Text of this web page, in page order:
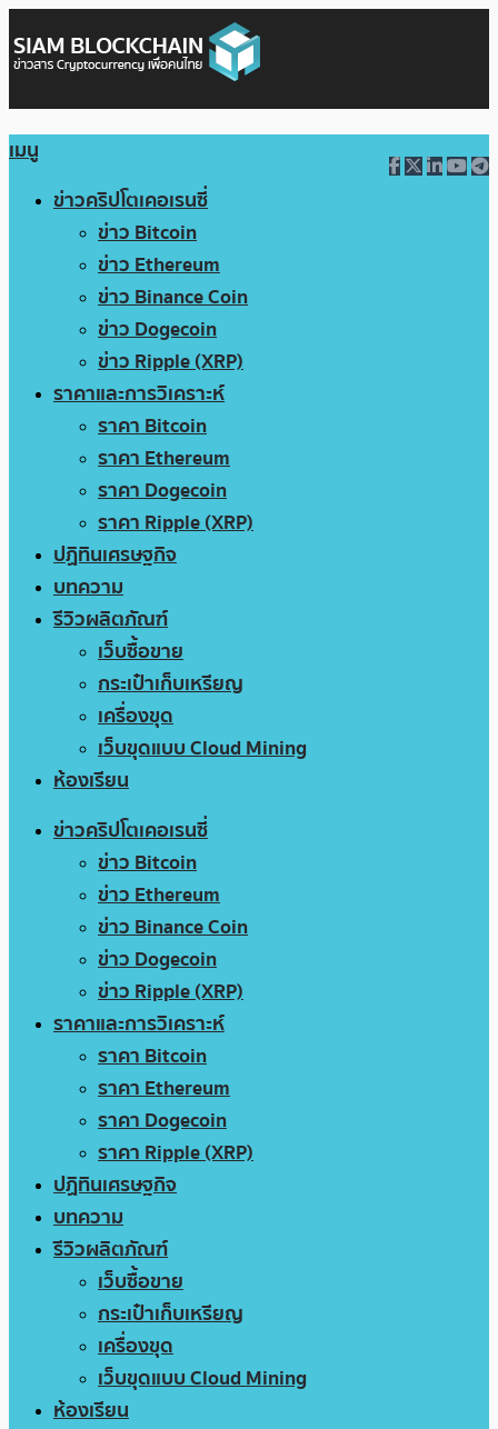
เมนู
ข่าวคริปโตเคอเรนซี่
ข่าว Bitcoin
ข่าว Ethereum
ข่าว Binance Coin
ข่าว Dogecoin
ข่าว Ripple (XRP)
ราคาและการวิเคราะห์
ราคา Bitcoin
ราคา Ethereum
ราคา Dogecoin
ราคา Ripple (XRP)
ปฏิทินเศรษฐกิจ
บทความ
รีวิวผลิตภัณฑ์
เว็บซื้อขาย
กระเป๋าเก็บเหรียญ
เครื่องขุด
เว็บขุดแบบ Cloud Mining
ห้องเรียน
ข่าวคริปโตเคอเรนซี่
ข่าว Bitcoin
ข่าว Ethereum
ข่าว Binance Coin
ข่าว Dogecoin
ข่าว Ripple (XRP)
ราคาและการวิเคราะห์
ราคา Bitcoin
ราคา Ethereum
ราคา Dogecoin
ราคา Ripple (XRP)
ปฏิทินเศรษฐกิจ
บทความ
รีวิวผลิตภัณฑ์
เว็บซื้อขาย
กระเป๋าเก็บเหรียญ
เครื่องขุด
เว็บขุดแบบ Cloud Mining
ห้องเรียน